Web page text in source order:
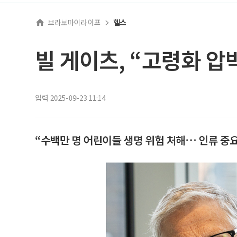
브라보마이라이프 헬스
빌 게이츠, “고령화
입력 2025-09-23 11:14
“수백만 명 어린이들 생명 위험 처해… 인류 중